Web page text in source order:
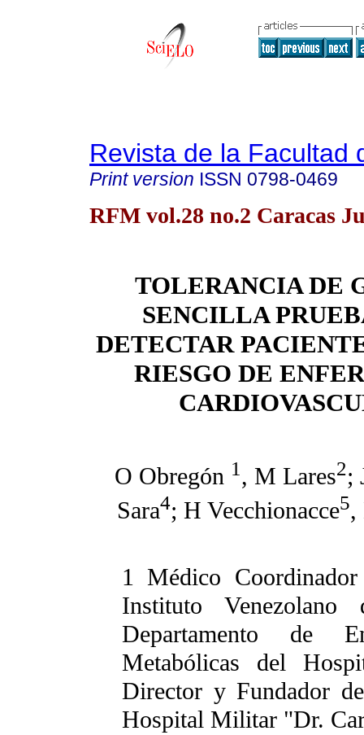
Revista de la Facultad
Print version ISSN 0798-0469
RFM vol.28 no.2 Caracas
TOLERANCIA DE
SENCILLA
DETECTAR
RIESGO DE
O Obregón 1 , M Lares2;
Sara4; H Vecchionacce5,
1 Médico
Instituto
Departamento de
Metabólicas del
Director y Fundador
Hospital Militar "Dr.